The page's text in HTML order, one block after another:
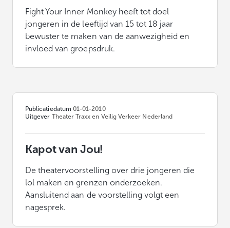
Fight Your Inner Monkey heeft tot doel
jongeren in de leeftijd van 15 tot 18 jaar
bewuster te maken van de aanwezigheid en
invloed van groepsdruk.
Publicatiedatum 01-01-2010
Uitgever Theater Traxx en Veilig Verkeer Nederland
Kapot van Jou!
De theatervoorstelling over drie jongeren die
lol maken en grenzen onderzoeken.
Aansluitend aan de voorstelling volgt een
nagesprek.